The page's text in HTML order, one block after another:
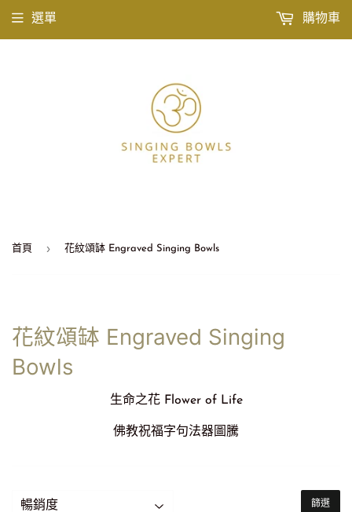
選單 購物車
首頁 › 花紋頌缽 Engraved Singing Bowls
花紋頌缽 Engraved Singing
Bowls
生命之花 Flower of Life
佛教祝福字句法器圖騰
篩選